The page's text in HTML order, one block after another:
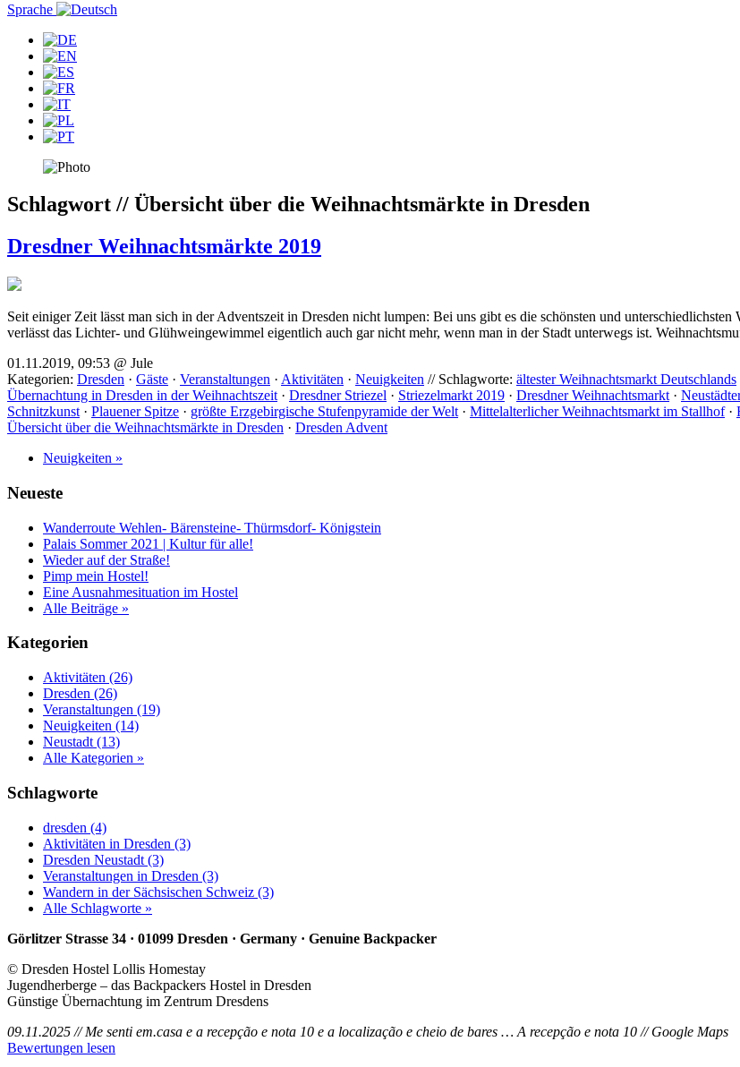
Sprache
Schlagwort // Übersicht über die Weihnachtsmärkte in Dresden
Dresdner Weihnachtsmärkte 2019
Seit einiger Zeit lässt man sich in der Adventszeit in Dresden nicht lumpen: Bei uns gibt es die schönsten und
verlässt das Lichter- und Glühweingewimmel eigentlich auch gar nicht mehr, wenn man in der Stadt unterwegs ist.
01.11.2019, 09:53 @ Jule
Kategorien: Dresden · Gäste · Veranstaltungen · Aktivitäten · Neuigkeiten // Schlagworte: ältester Weihnachtsmarkt Deutschlands
Übernachtung in Dresden in der Weihnachtszeit · Dresdner Striezel · Striezelmarkt 2019 · Dresdner Weihnachtsmarkt ·
Schnitzkunst · Plauener Spitze · größte Erzgebirgische Stufenpyramide der Welt · Mittelalterlicher Weihnachtsmarkt im Stallhof·
Übersicht über die Weihnachtsmärkte in Dresden · Dresden Advent
Neuigkeiten »
Neueste
Wanderroute Wehlen- Bärensteine- Thürmsdorf- Königstein
Palais Sommer 2021 | Kultur für alle!
Wieder auf der Straße!
Pimp mein Hostel!
Eine Ausnahmesituation im Hostel
Alle Beiträge »
Kategorien
Aktivitäten (26)
Dresden (26)
Veranstaltungen (19)
Neuigkeiten (14)
Neustadt (13)
Alle Kategorien »
Schlagworte
dresden (4)
Aktivitäten in Dresden (3)
Dresden Neustadt (3)
Veranstaltungen in Dresden (3)
Wandern in der Sächsischen Schweiz (3)
Alle Schlagworte »
Görlitzer Strasse 34 · 01099 Dresden · Germany · Genuine Backpacker
© Dresden Hostel Lollis Homestay
Jugendherberge – das Backpackers Hostel in Dresden
Günstige Übernachtung im Zentrum Dresdens
09.11.2025 // Me senti em.casa e a recepção e nota 10 e a localização e cheio de bares … A recepção e nota 10 // Google Maps
Bewertungen lesen